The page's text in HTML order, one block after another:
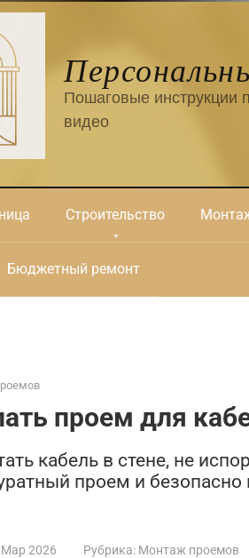
Пошаговые инструкции
видео
Строительство
Бюджетный ремонт
проем для
кабель в стене, не
проем и
Мар 2026 Рубрика: Монтаж проемов